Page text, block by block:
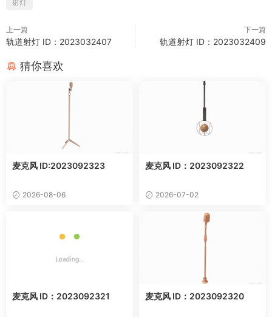
射灯
上一篇
轨道射灯 ID：2023032407
下一篇
轨道射灯 ID：2023032409
猜你喜欢
麦克风 ID:2023092323
2026-08-06
麦克风 ID：2023092322
2026-07-02
麦克风 ID：2023092321 麦克风 ID：2023092320